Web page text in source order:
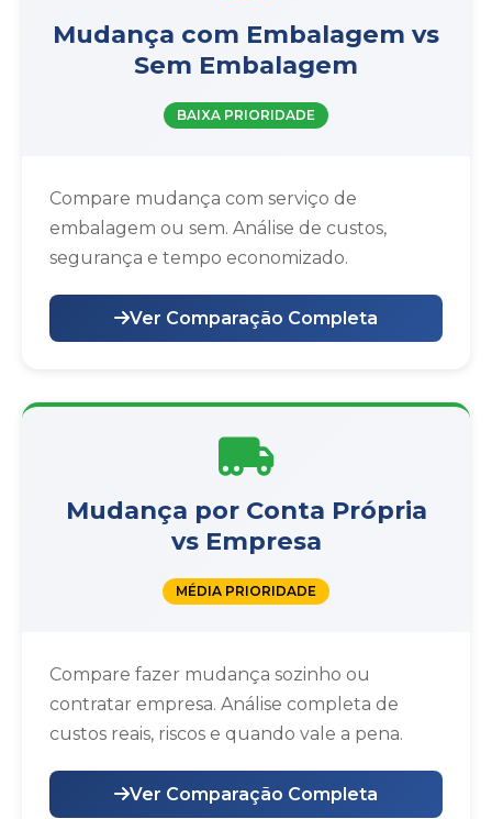
Mudança com Embalagem vs
Sem Embalagem
BAIXA PRIORIDADE
Compare mudança com serviço de
embalagem ou sem. Análise de custos,
segurança e tempo economizado.
Ver Comparação Completa
Mudança por Conta Própria
vs Empresa
MÉDIA PRIORIDADE
Compare fazer mudança sozinho ou
contratar empresa. Análise completa de
custos reais, riscos e quando vale a pena.
Ver Comparação Completa